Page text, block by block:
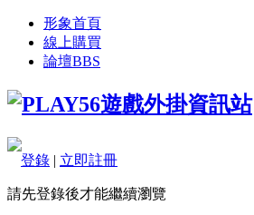
形象首頁
線上購買
論壇BBS
登錄 | 立即註冊
請先登錄後才能繼續瀏覽